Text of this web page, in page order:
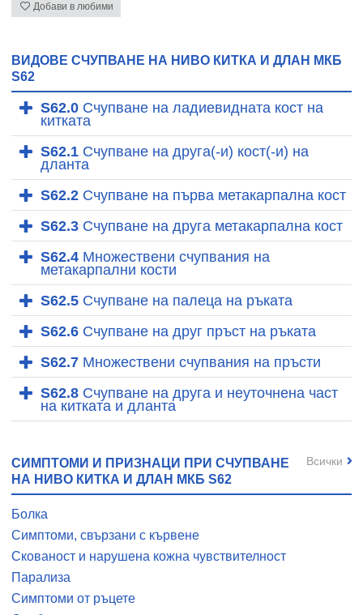
Добави в любими
ВИДОВЕ СЧУПВАНЕ НА НИВО КИТКА И ДЛАН МКБ
S62
S62.0 Счупване на ладиевидната кост на
китката
S62.1 Счупване на друга(-и) кост(-и) на
дланта
S62.2 Счупване на първа метакарпална кост
S62.3 Счупване на друга метакарпална кост
S62.4 Множествени счупвания на
метакарпални кости
S62.5 Счупване на палеца на ръката
S62.6 Счупване на друг пръст на ръката
S62.7 Множествени счупвания на пръсти
S62.8 Счупване на друга и неуточнена част
на китката и дланта
СИМПТОМИ И ПРИЗНАЦИ ПРИ СЧУПВАНЕ
НА НИВО КИТКА И ДЛАН МКБ S62
Болка
Симптоми, свързани с кървене
Скованост и нарушена кожна чувствителност
Парализа
Симптоми от ръцете
Всички